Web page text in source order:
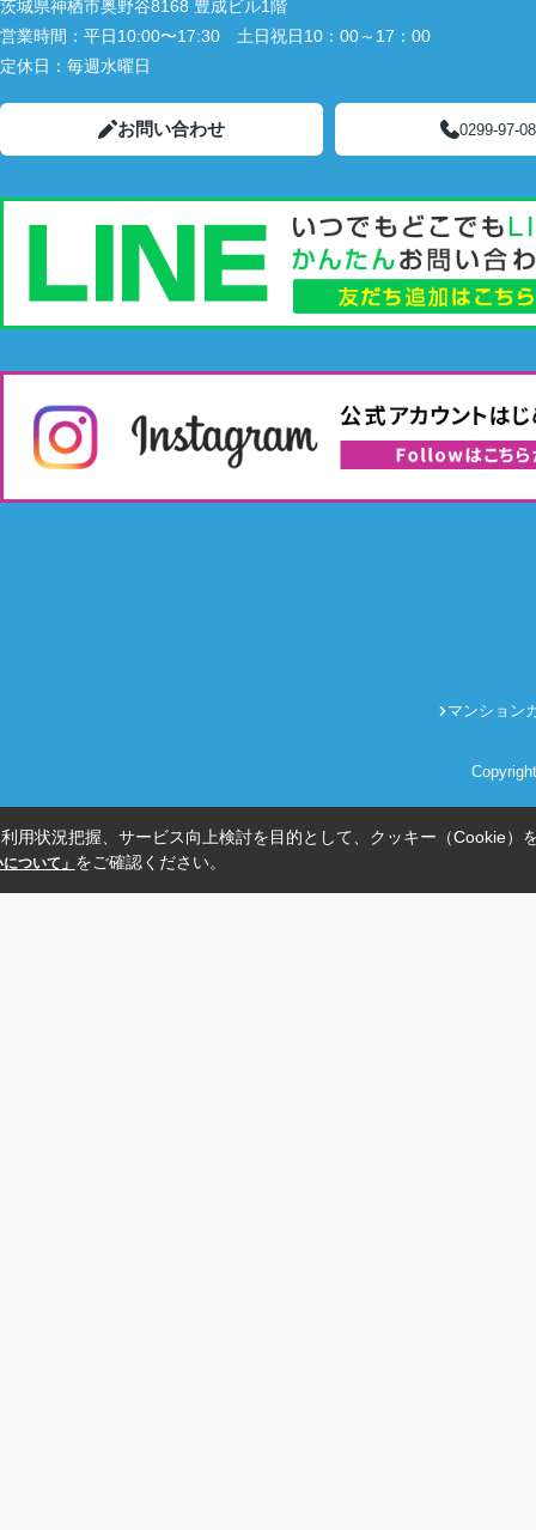
茨城県神栖市奥野谷8168 豊成ビル1階
営業時間： 平日10:00〜17:30 土日祝日10：00～17：00
定休日： 毎週水曜日
お問い合わせ 0299-97-
マンション
用状況把握、サービス向上検討を目的として、クッキー（Cookie）
ついて」 をご確認ください。